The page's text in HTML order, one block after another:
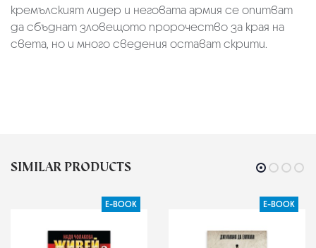
кремълският лидер и неговата армия се опитват
да сбъднат зловещото пророчество за края на
света, но и много сведения остават скрити.
SIMILAR PRODUCTS
Е-BOOK Е-BOOK